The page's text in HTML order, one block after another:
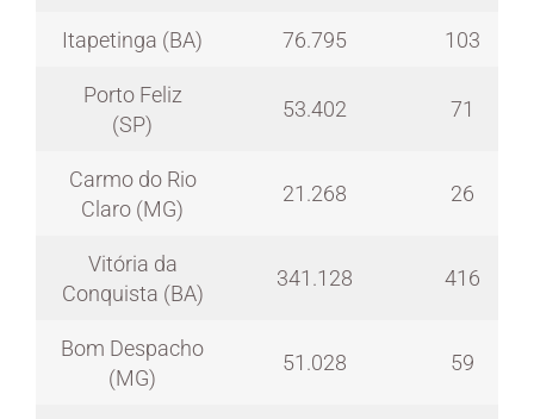
Itapetinga (BA) 76.795 103
Porto Feliz
(SP)
53.402 71
Carmo do Rio
Claro (MG)
21.268 26
Vitória da
Conquista (BA)
341.128 416
Bom Despacho
(MG)
51.028 59